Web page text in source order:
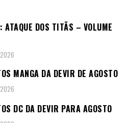
ATAQUE DOS TITÃS – VOLUME
2026
MANGA DA DEVIR DE AGOSTO
2026
DC DA DEVIR PARA AGOSTO